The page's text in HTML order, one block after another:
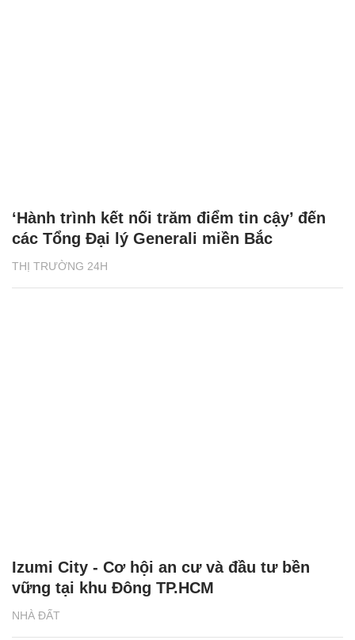
THỊ TRƯỜNG 24H
‘Hành trình kết nối trăm điểm tin cậy’ đến
các Tổng Đại lý Generali miền Bắc
NHÀ ĐẤT
Izumi City - Cơ hội an cư và đầu tư bền
vững tại khu Đông TP.HCM